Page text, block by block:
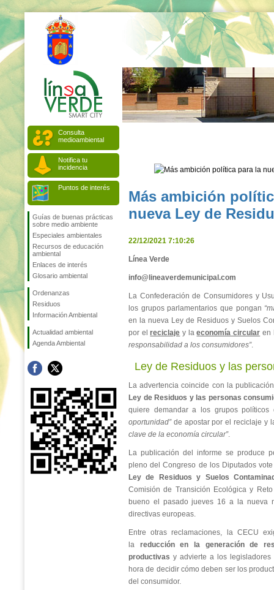
Consulta
medioambiental
Notifica tu
incidencia
Puntos de interés
Guías de buenas prácticas
sobre medio ambiente
Especiales ambientales
Recursos de educación
ambiental
Enlaces de interés
Glosario ambiental
Ordenanzas
Residuos
Información Ambiental
Actualidad ambiental
Agenda Ambiental
Más ambición
nueva Ley de
22/12/2021 7:10:26
Línea Verde
info@lineaverdemunicipal.com
La Confederación de Consumidores y
los grupos parlamentarios que pongan
en la nueva Ley de Residuos y Suelos
por elreciclaje y laeconomía circular en
responsabilidad a los consumidores”.
Ley de Residuos y las
La advertencia coincide con la
Ley de Residuos y las personas
quiere demandar a los grupos
oportunidad”de apostar por el reciclaje y
clave de la economía circular”.
La publicación del informe se produce
pleno del Congreso de los Diputados
Ley de Residuos y Suelos
Comisión de Transición Ecológica y
bueno el pasado jueves 16 a la nueva
directivas europeas.
Entre otras reclamaciones, la CECU
la reducción en la generación de
productivas y advierte a los
hora de decidir cómo deben ser los
del consumidor.